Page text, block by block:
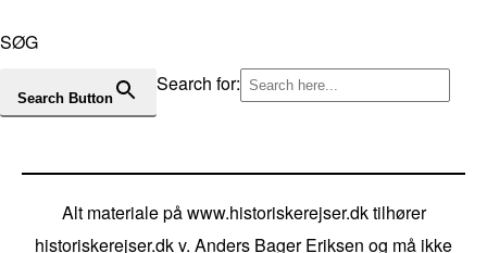
SØG
Search for:
Search Button
Alt materiale på www.historiskerejser.dk tilhører
historiskerejser.dk v. Anders Bager Eriksen og må ikke